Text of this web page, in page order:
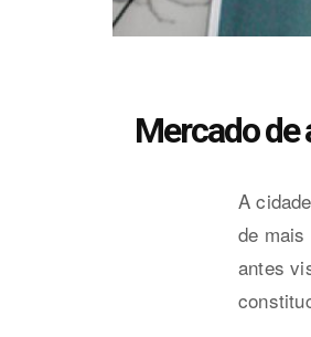
Mercado de
A
de
antes